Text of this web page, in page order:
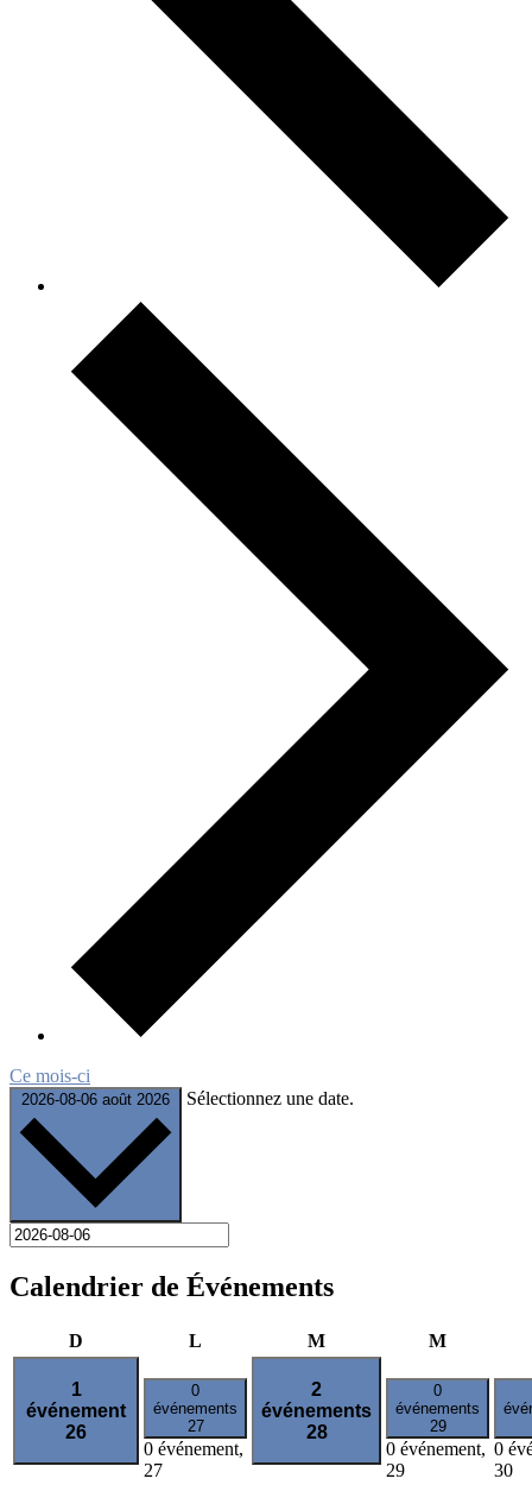
Ce mois-ci
2026-08-06 août 2026 Sélectionnez une date.
Calendrier de Événements
D L Mmardi Mmercredi
1
événement
26
0
événements
27
0 événement,
27
2
événements
28
0
événements
29
0 événement,
29
0
30